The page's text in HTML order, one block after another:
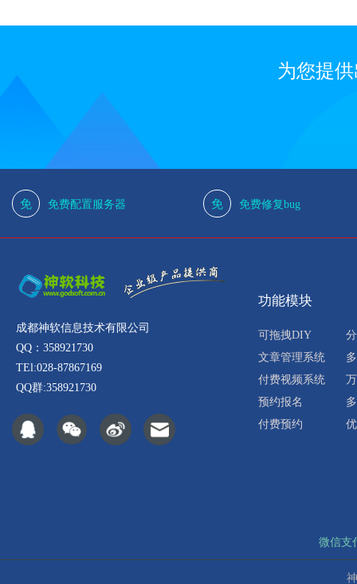
为您提
免 免费配置服务器 免 免费修复bug
成都神软信息技术有限公司
QQ：358921730
TEl:028-87867169
QQ群:358921730
功能模块
可拖拽DIY
文章管理系统
付费视频系统
预约报名
付费预约
微信支